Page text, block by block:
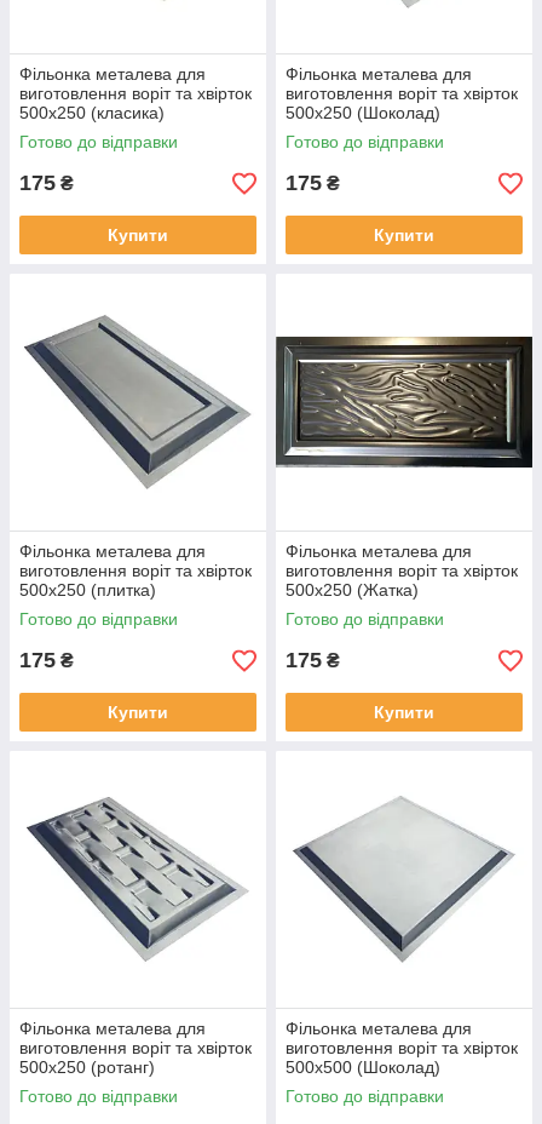
Фільонка металева для
виготовлення воріт та хвірток
500х250 (класика)
Готово до відправки
175 ₴
Купити
Фільонка металева для
виготовлення воріт та хвірток
500х250 (Шоколад)
Готово до відправки
175 ₴
Купити
Фільонка металева для
виготовлення воріт та хвірток
500х250 (плитка)
Готово до відправки
175 ₴
Купити
Фільонка металева для
виготовлення воріт та хвірток
500х250 (Жатка)
Готово до відправки
175 ₴
Купити
Фільонка металева для
виготовлення воріт та хвірток
500х250 (ротанг)
Готово до відправки
Фільонка металева для
виготовлення воріт та хвірток
500х500 (Шоколад)
Готово до відправки